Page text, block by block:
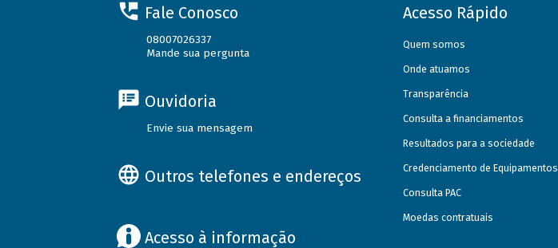
Fale Conosco
08007026337
Mande sua pergunta
Ouvidoria
Envie sua mensagem
Outros telefones e endereços
Acesso à informação
Acesso Rápido
Quem somos
Onde atuamos
Transparência
Consulta a financiamentos
Resultados para a sociedade
Credenciamento de Equipamentos
Consulta PAC
Moedas contratuais